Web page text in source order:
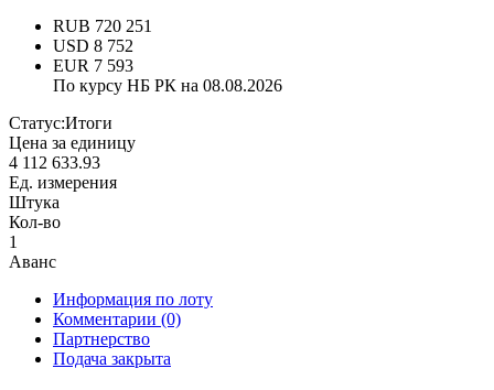
RUB 720 251
USD 8 752
EUR 7 593
По курсу НБ РК на 08.08.2026
Статус:Итоги
Цена за единицу
4 112 633.93
Ед. измерения
Штука
Кол-во
1
Аванс
Информация по лоту
Комментарии (0)
Партнерство
Подача закрыта